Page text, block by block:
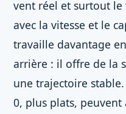
vent réel et surtout le
avec la vitesse et le
travaille davantage
arrière : il offre de la
une trajectoire
0, plus plats,